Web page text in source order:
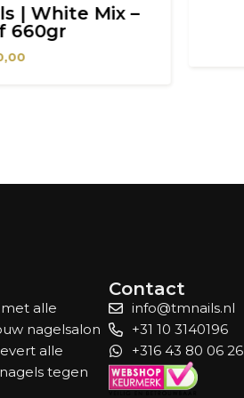
TM Nails |
alle
nagelsalon
alle
tegen
Contact
info@tmnails.nl
+31 10 3140196
+316 43 80 06 26